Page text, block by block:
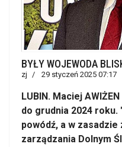
BYŁY WOJEWODA
zj 29 styczeń 2025 07:17
LUBIN. Maciej
do grudnia 2024
powódź, a w
zarządzania Dolnym